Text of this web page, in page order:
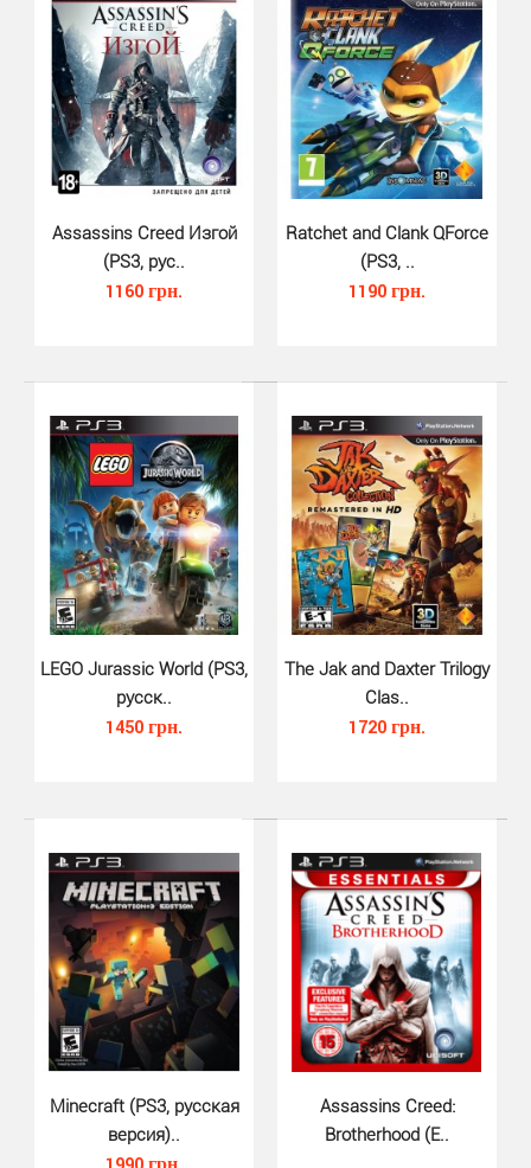
Sonic All-Star Racing Transform..
820 грн.
Знаменитому Сонику нет равных в скорости. Но
в Sonic & All-Star Racing Transformed ему..
Far Cry 2 (PS3)..
Assassins Creed Изгой
(PS3, рус..
1160 грн.
Ratchet and Clank QForce
(PS3, ..
1190 грн.
LEGO Jurassic World (PS3,
русск..
1450 грн.
The Jak and Daxter Trilogy
Clas..
1720 грн.
Minecraft (PS3, русская
версия)..
Assassins Creed:
Brotherhood (E..